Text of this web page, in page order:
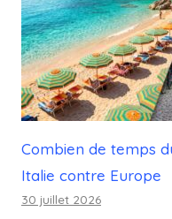
Combien de temps
Italie contre Europe
30 juillet 2026